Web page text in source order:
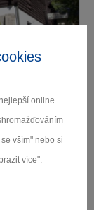
online
vším" nebo si
více".